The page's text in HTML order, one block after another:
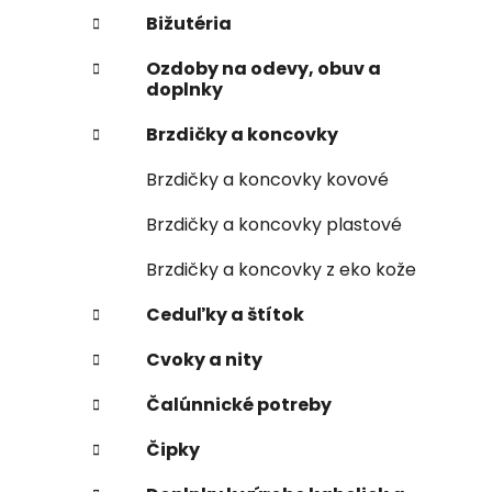
Bižutéria
Ozdoby na odevy, obuv a
doplnky
Brzdičky a koncovky
Brzdičky a koncovky kovové
Brzdičky a koncovky plastové
Brzdičky a koncovky z eko kože
Ceduľky a štítok
Cvoky a nity
Čalúnnické potreby
Čipky